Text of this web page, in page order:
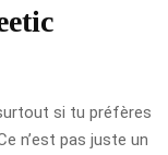
si tu préfères
n’est pas juste un